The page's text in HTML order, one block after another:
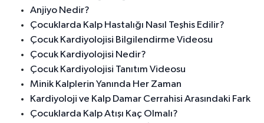
Anjiyo Nedir?
Çocuklarda Kalp Hastalığı Nasıl Teşhis Edilir?
Çocuk Kardiyolojisi Bilgilendirme Videosu
Çocuk Kardiyolojisi Nedir?
Çocuk Kardiyolojisi Tanıtım Videosu
Minik Kalplerin Yanında Her Zaman
Kardiyoloji ve Kalp Damar Cerrahisi Arasındaki Fark
Çocuklarda Kalp Atışı Kaç Olmalı?